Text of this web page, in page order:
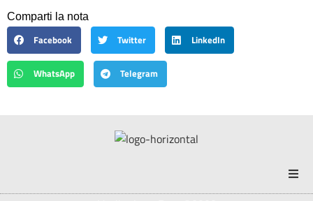
Comparti la nota
Facebook Twitter LinkedIn
WhatsApp Telegram